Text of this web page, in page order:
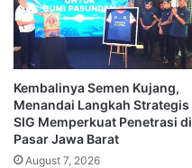
Kembalinya Semen Kujang,
Menandai Langkah Strategis
SIG Memperkuat Penetrasi di
Pasar Jawa Barat
August 7, 2026